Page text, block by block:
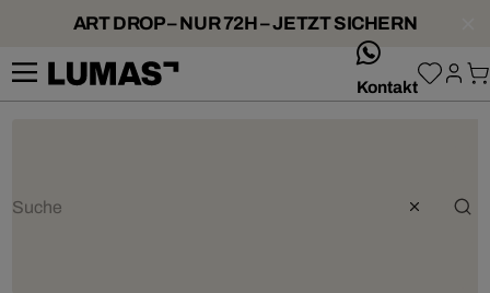
ART DROP – NUR 72H – JETZT SICHERN
Kontakt